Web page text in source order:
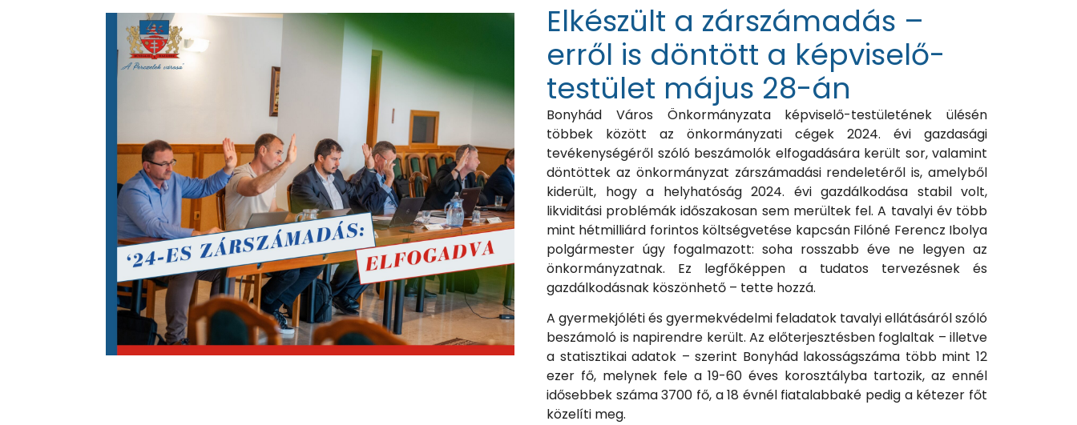
Elkészült a zárszámadás –
erről is döntött a képviselő-
testület május 28-án
Bonyhád Város Önkormányzata képviselő-testületének ülésén
többek között az önkormányzati cégek 2024. évi gazdasági
tevékenységéről szóló beszámolók elfogadására került sor, valamint
döntöttek az önkormányzat zárszámadási rendeletéről is, amelyből
kiderült, hogy a helyhatóság 2024. évi gazdálkodása stabil volt,
likviditási problémák időszakosan sem merültek fel. A tavalyi év több
mint hétmilliárd forintos költségvetése kapcsán Filóné Ferencz Ibolya
polgármester úgy fogalmazott: soha rosszabb éve ne legyen az
önkormányzatnak. Ez legfőképpen a tudatos tervezésnek és
gazdálkodásnak köszönhető – tette hozzá.
A gyermekjóléti és gyermekvédelmi feladatok tavalyi ellátásáról szóló
beszámoló is napirendre került. Az előterjesztésben foglaltak – illetve
a statisztikai adatok – szerint Bonyhád lakosságszáma több mint 12
ezer fő, melynek fele a 19-60 éves korosztályba tartozik, az ennél
idősebbek száma 3700 fő, a 18 évnél fiatalabbaké pedig a kétezer főt
közelíti meg.